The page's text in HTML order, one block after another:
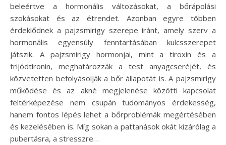
beleértve a hormonális változásokat, a bőrápolási
szokásokat és az étrendet. Azonban egyre többen
érdeklődnek a pajzsmirigy szerepe iránt, amely szerv a
hormonális egyensúly fenntartásában kulcsszerepet
játszik. A pajzsmirigy hormonjai, mint a tiroxin és a
trijódtironin, meghatározzák a test anyagcseréjét, és
közvetetten befolyásolják a bőr állapotát is. A pajzsmirigy
működése és az akné megjelenése közötti kapcsolat
feltérképezése nem csupán tudományos érdekesség,
hanem fontos lépés lehet a bőrproblémák megértésében
és kezelésében is. Míg sokan a pattanások okát kizárólag a
pubertásra, a stresszre…